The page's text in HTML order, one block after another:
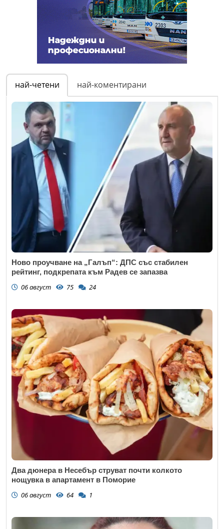
най-четени най-коментирани
Ново проучване на „Галъп“: ДПС със стабилен
рейтинг, подкрепата към Радев се запазва
06 август 75 24
Два дюнера в Несебър струват почти колкото
нощувка в апартамент в Поморие
06 август 64 1